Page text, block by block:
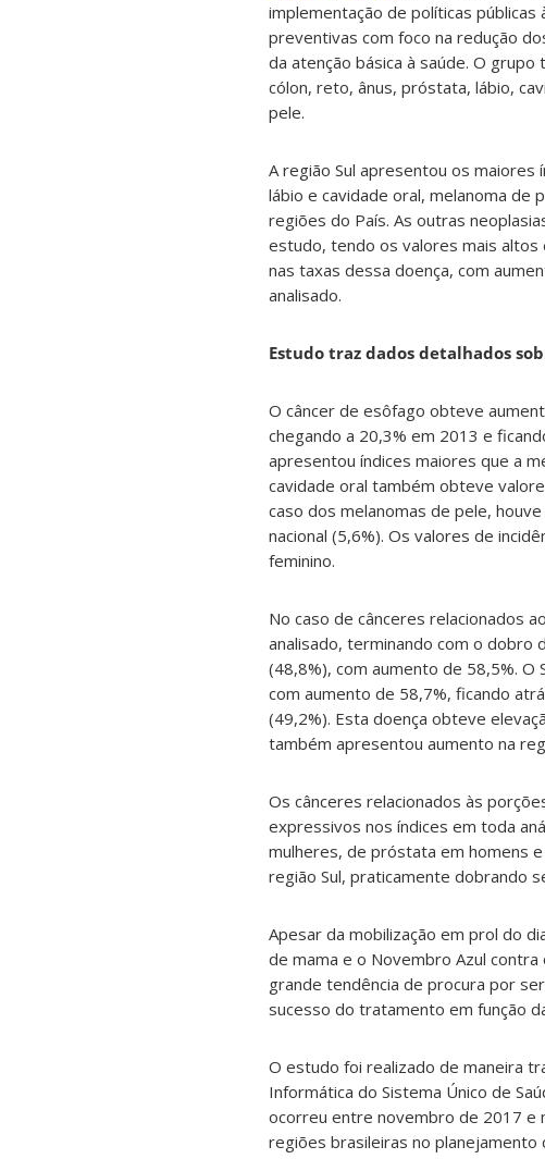
implementação de políticas
preventivas com foco na redução
da atenção básica à saúde. O
cólon, reto, ânus, próstata, lábio,
pele.
A região Sul apresentou os
lábio e cavidade oral, melanoma de
regiões do País. As outras
estudo, tendo os valores mais altos
nas taxas dessa doença, com
analisado.
Estudo traz dados detalhados
O câncer de esôfago obteve
chegando a 20,3% em 2013 e
apresentou índices maiores que a
cavidade oral também obteve
caso dos melanomas de pele,
nacional (5,6%). Os valores de
feminino.
No caso de cânceres relacionados
analisado, terminando com o dobro
(48,8%), com aumento de 58,5%. O
com aumento de 58,7%, ficando
(49,2%). Esta doença obteve
também apresentou aumento na
Os cânceres relacionados às
expressivos nos índices em toda
mulheres, de próstata em homens
região Sul, praticamente dobrando
Apesar da mobilização em prol do
de mama e o Novembro Azul
grande tendência de procura por
sucesso do tratamento em função
O estudo foi realizado de maneira
Informática do Sistema Único de
ocorreu entre novembro de 2017 e
regiões brasileiras no planejamento